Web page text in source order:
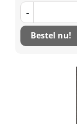
-
Bestel nu!